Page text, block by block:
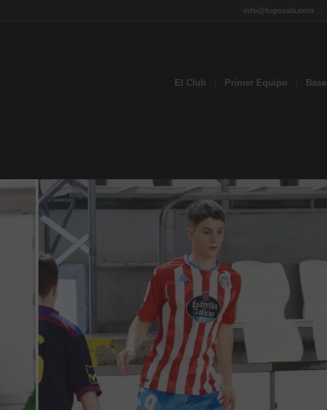
info@lugosala.com
El Club Primer Equipo Base